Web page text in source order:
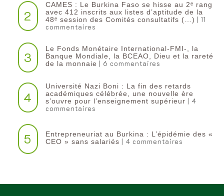
2
CAMES : Le Burkina Faso se hisse au 2ᵉ rang
avec 412 inscrits aux listes d’aptitude de la
48ᵉ session des Comités consultatifs (…) | 11
commentaires
3
Le Fonds Monétaire International-FMI-, la
Banque Mondiale, la BCEAO, Dieu et la rareté
de la monnaie | 6 commentaires
4
Université Nazi Boni : La fin des retards
académiques célébrée, une nouvelle ère
s’ouvre pour l’enseignement supérieur | 4
commentaires
5
Entrepreneuriat au Burkina : L’épidémie des «
CEO » sans salariés | 4 commentaires